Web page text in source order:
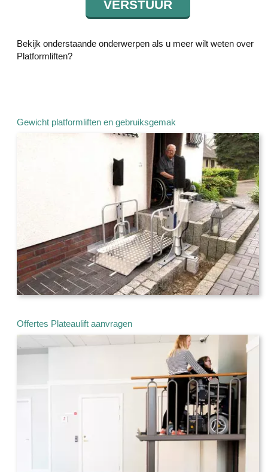
Bekijk onderstaande onderwerpen als u meer wilt weten over
Platformliften?
Gewicht platformliften en gebruiksgemak
Offertes Plateaulift aanvragen